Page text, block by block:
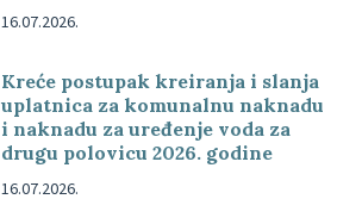
16.07.2026.
Kreće postupak kreiranja i slanja
uplatnica za komunalnu naknadu
i naknadu za uređenje voda za
drugu polovicu 2026. godine
16.07.2026.